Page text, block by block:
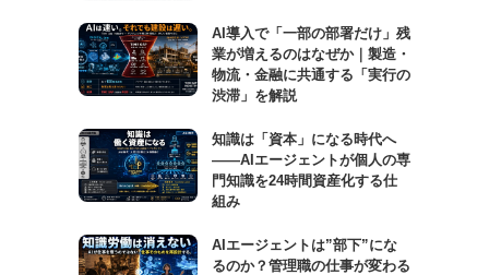
AI導入で「一部の部署だけ」残
業が増えるのはなぜか｜製造・
物流・金融に共通する「実行の
渋滞」を解説
知識は「資本」になる時代へ
——AIエージェントが個人の専
門知識を24時間資産化する仕
組み
AIエージェントは”部下”にな
るのか？管理職の仕事が変わる